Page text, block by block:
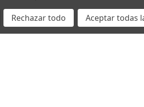
Rechazar todo Aceptar todas